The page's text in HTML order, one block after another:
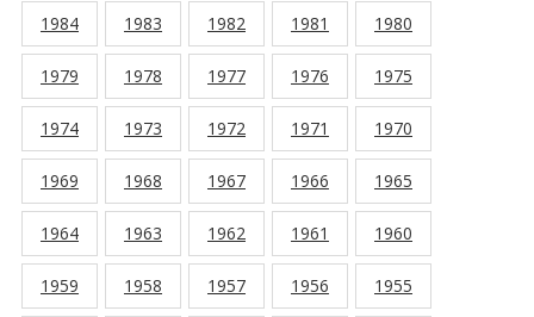
1984 1983 1982 1981 1980
1979 1978 1977 1976 1975
1974 1973 1972 1971 1970
1969 1968 1967 1966 1965
1964 1963 1962 1961 1960
1959 1958 1957 1956 1955